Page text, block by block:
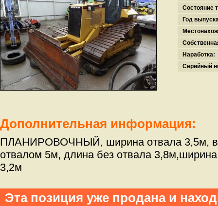
Состояние
Год
Наработка:
Серийный
Дополнительная информация:
ПЛАНИРОВОЧНЫЙ, ширина отвала 3,5м,
отвалом 5м, длина без отвала
3,2м
Эта позиция уже продана и